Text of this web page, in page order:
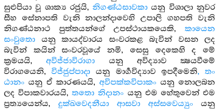
සුළුපියා වූ ශාක්‍ය රජුයි,නිගණ්ඨසාවකා යනු විශාලා නුවර
සීහ සේනාපති වැනි නාලන්දාවෙහි උපාලි ගහපති වැනි
නිගණ්ඨනාථ පුත්තයන්ගේ උපස්ථායකයෙකි, කායෙන
සංවුතො යනු කායද්වාරය සංවරකළ බැවින් වසන ලද
බැවින් කයින් සංවරවූයේ නමි, සෙසු දෙකෙහි ද මේ
ක්‍රමයයි,අවිජ්ජාවිරාගා යනු අවිද්‍යාව ක්‍ෂයවීමේ
විරාගයෙනි,විජ්ජුප්පාදායනු මාර්‍ගවිද්‍යාව ඉපදීමෙනි, තං
ඨානං යනු ඒ කාරණයයි, අවිපක්කවිපාකං යනු නොලබන
ලද විපාකවාරයයි,තතො නිදානං යනු එම හේතුවෙන් එම
ප්‍රත්‍යයෙන්ය, දුක්ඛවෙදනීයා ආසවා අස්සවෙය්‍යුං යනු